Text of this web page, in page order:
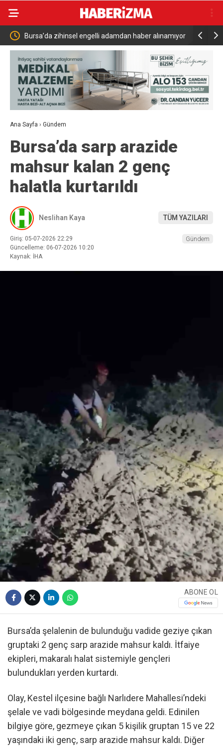
adamdan haber alınamıyor Türkiye Suudi Arabistan ve Pakistan
Savunma Anlaşması
Ana Sayfa › Gündem
Bursa’da sarp arazide
mahsur kalan 2 genç
halatla kurtarıldı
Neslihan Kaya TÜM YAZILARI
Giriş: 05-07-2026 22:29
Güncelleme: 06-07-2026 10:20
Kaynak: İHA
Gündem
ABONE OL
Bursa’da şelalenin de bulunduğu vadide geziye çıkan
gruptaki 2 genç sarp arazide mahsur kaldı. İtfaiye
ekipleri, makaralı halat sistemiyle gençleri
bulundukları yerden kurtardı.
Olay, Kestel ilçesine bağlı Narlıdere Mahallesi’ndeki
şelale ve vadi bölgesinde meydana geldi. Edinilen
bilgiye göre, gezmeye çıkan 5 kişilik gruptan 15 ve 22
yaşındaki iki genç, sarp arazide mahsur kaldı. Diğer